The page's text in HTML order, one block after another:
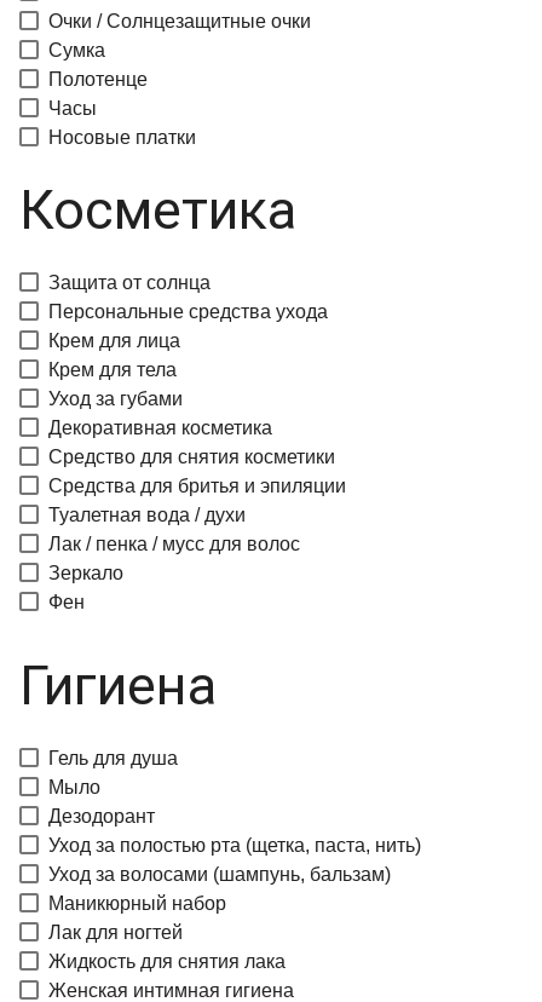
Очки / Солнцезащитные очки
Сумка
Полотенце
Часы
Носовые платки
Косметика
Защита от солнца
Персональные средства ухода
Крем для лица
Крем для тела
Уход за губами
Декоративная косметика
Средство для снятия косметики
Средства для бритья и эпиляции
Туалетная вода / духи
Лак / пенка / мусс для волос
Зеркало
Фен
Гигиена
Гель для душа
Мыло
Дезодорант
Уход за полостью рта (щетка, паста, нить)
Уход за волосами (шампунь, бальзам)
Маникюрный набор
Лак для ногтей
Жидкость для снятия лака
Женская интимная гигиена